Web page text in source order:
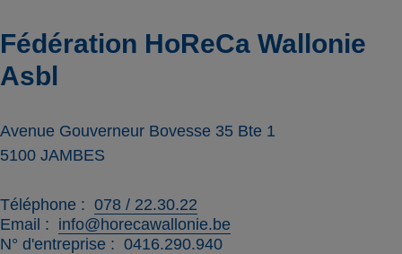
Fédération HoReCa Wallonie
Asbl
Avenue Gouverneur Bovesse 35 Bte 1
5100 JAMBES
Téléphone
078 / 22.30.22
Email
info@horecawallonie.be
N° d'entreprise
0416.290.940